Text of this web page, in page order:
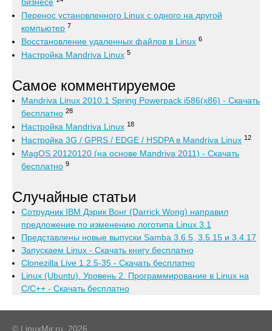
Перенос установленного Linux с одного на другой
компьютер 7
Восстановление удаленных файлов в Linux 6
Настройка Mandriva Linux 5
Самое комментируемое
Mandriva Linux 2010.1 Spring Powerpack i586(x86) - Скачать
бесплатно 28
Настройка Mandriva Linux 18
Настройка 3G / GPRS / EDGE / HSDPA в Mandriva Linux 12
MagOS 20120120 (на основе Mandriva 2011) - Скачать
бесплатно 9
Случайные статьи
Сотрудник IBM Дэрик Вонг (Darrick Wong) направил
предложение по изменению логотипа Linux 3.1
Представлены новые выпуски Samba 3.6.5, 3.5.15 и 3.4.17
Запускаем Linux - Скачать книгу бесплатно
Clonezilla Live 1.2.5-35 - Скачать бесплатно
Linux (Ubuntu). Уровень 2. Программирование в Linux на
C/C++ - Скачать бесплатно
© LinuxMir.ru, 2026